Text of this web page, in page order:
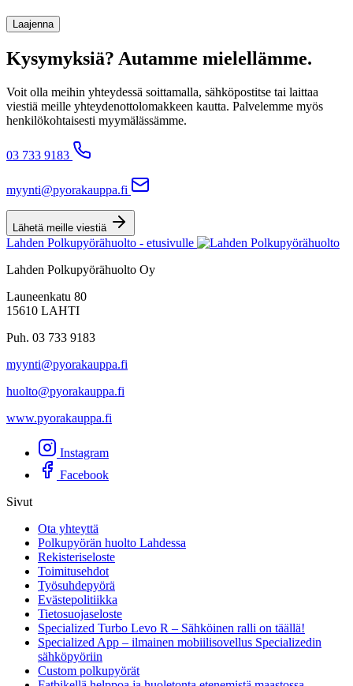
Laajenna
Kysymyksiä? Autamme mielellämme.
Voit olla meihin yhteydessä soittamalla, sähköpostitse tai laittaa
viestiä meille yhteydenottolomakkeen kautta. Palvelemme myös
henkilökohtaisesti myymälässämme.
03 733 9183
myynti@pyorakauppa.fi
Lähetä meille viestiä
Lahden Polkupyörähuolto - etusivulle
Lahden Polkupyörähuolto Oy
Launeenkatu 80
15610 LAHTI
Puh. 03 733 9183
myynti@pyorakauppa.fi
huolto@pyorakauppa.fi
www.pyorakauppa.fi
Instagram
Facebook
Sivut
Ota yhteyttä
Polkupyörän huolto Lahdessa
Rekisteriseloste
Toimitusehdot
Työsuhdepyörä
Evästepolitiikka
Tietosuojaseloste
Specialized Turbo Levo R – Sähköinen ralli on täällä!
Specialized App – ilmainen mobiilisovellus Specializedin
sähköpyöriin
Custom polkupyörät